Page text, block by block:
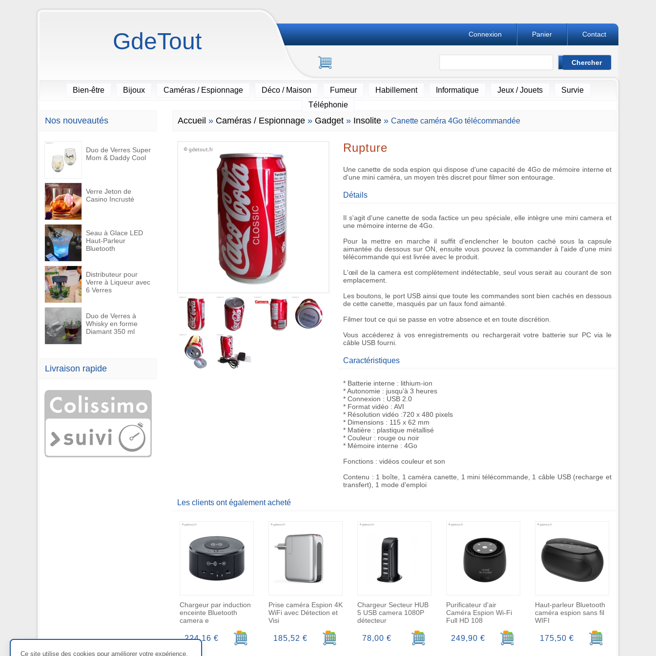
GdeTout Contact
Panier
Connexion
Bien-être Bijoux Caméras / Espionnage Déco / Maison Fumeur Habillement Informatique Jeux / Jouets
Survie
Téléphonie
Nos nouveautés
Duo de Verres Super
Mom & Daddy Cool
Verre Jeton de
Casino Incrusté
Seau à Glace LED
Haut-Parleur
Bluetooth
Distributeur pour
Verre à Liqueur avec
6 Verres
Duo de Verres à
Whisky en forme
Diamant 350 ml
Livraison rapide
Accueil » Caméras / Espionnage » Gadget » Insolite » Canette caméra 4Go télécommandée
Rupture
Une canette de soda espion qui dispose d'une capacité de 4Go de mémoire interne et
d'une mini caméra, un moyen très discret pour filmer son entourage.
Détails
Il s'agit d'une canette de soda factice un peu spéciale, elle intègre une mini camera et
une mémoire interne de 4Go
Pour la mettre en marche il suffit d'enclencher le bouton caché sous la capsule
aimantée du dessous sur ON, ensuite vous pouvez la commander à l'aide d'une mini
télécommande qui est livrée avec le produit.
L'œil de la camera est complètement indétectable , seul vous serait au courant de son
emplacement.
Les boutons, le port USB ainsi que toute les commandes sont bien cachés en dessous
de cette canette, masqués par un faux fond aimanté.
Filmer tout ce qui se passe en votre absence et en toute discrétion
Vous accéderez à vos enregistrements ou rechargerait votre batterie sur PC via le
câble USB fourni.
Caractéristiques
* Batterie interne : lithium-ion
* Autonomie : jusqu'à 3 heures
* Connexion : USB 2.0
* Format vidéo : AVI
* Résolution vidéo :720 x 480 pixels
* Dimensions : 115 x 62 mm
* Matière : plastique métallisé
* Couleur : rouge ou noir
* Mémoire interne : 4Go
Fonctions : vidéos couleur et son
Contenu : 1 boîte, 1 caméra canette, 1 mini télécommande, 1 câble USB (recharge et
transfert), 1 mode d'emploi
Les clients ont également acheté
Chargeur par induction
enceinte Bluetooth
camera e
Ajouter au panier
224,16 €
Prise caméra Espion 4K
WiFi avec Détection et
Visi
Ajouter au panier
185,52 €
Chargeur Secteur HUB
5 USB camera 1080P
détecteur
Ajouter au panier
78,00 €
Purificateur d'air
Caméra Espion Wi-Fi
Full HD 108
Ajouter au panier
249,90 €
Haut-parleur Bluetooth
caméra espion sans fil
WIFI
Ajouter au panier
175,50 €
Ce site utilise des cookies pour améliorer votre expérience.